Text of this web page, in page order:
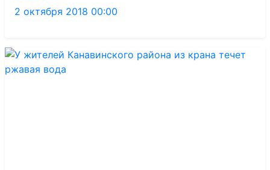
2 октября 2018 00:00